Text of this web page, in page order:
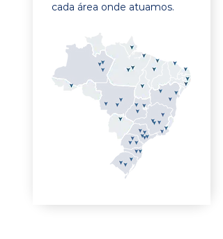
cada área onde atuamos.